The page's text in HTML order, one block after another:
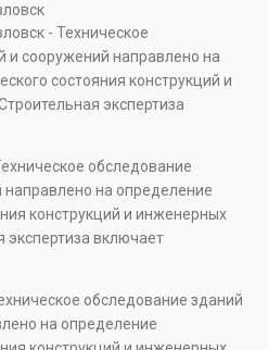
безопасности.
покупке недвижимости,
и реконструкции объектов, а
и технических
- Техническое
и сооружений направлено на
состояния конструкций и
экспертиза
оценку эксплуатационной
при покупке
ремонте и реконструкции
судебных разбирательствах и
обследование
на определение
конструкций и инженерных
экспертиза включает
безопасности.
при покупке недвижимости,
реконструкции объектов, а
обследование зданий
на определение